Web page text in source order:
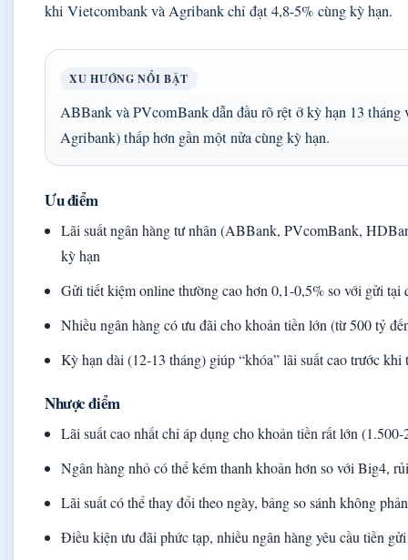
khi Vietcombank và Agribank chỉ đạt 4,8-5% cùng kỳ hạn.
XU HƯỚNG NỔI BẬT
ABBank và PVcomBank dẫn đầu rõ rệt ở kỳ hạn 13
Agribank) thấp hơn gần một nửa cùng kỳ hạn.
Ưu điểm
Lãi suất ngân hàng tư nhân (ABBank, PVcomBank,
kỳ hạn
Gửi tiết kiệm online thường cao hơn 0,1-0,5% so với gửi tại
Nhiều ngân hàng có ưu đãi cho khoản tiền lớn (từ 500 tỷ
Kỳ hạn dài (12-13 tháng) giúp “khóa” lãi suất cao trước
Nhược điểm
Lãi suất cao nhất chỉ áp dụng cho khoản tiền rất lớn
Ngân hàng nhỏ có thể kém thanh khoản hơn so với Big4,
Lãi suất có thể thay đổi theo ngày, bảng so sánh không
Điều kiện ưu đãi phức tạp, nhiều ngân hàng yêu cầu tiền